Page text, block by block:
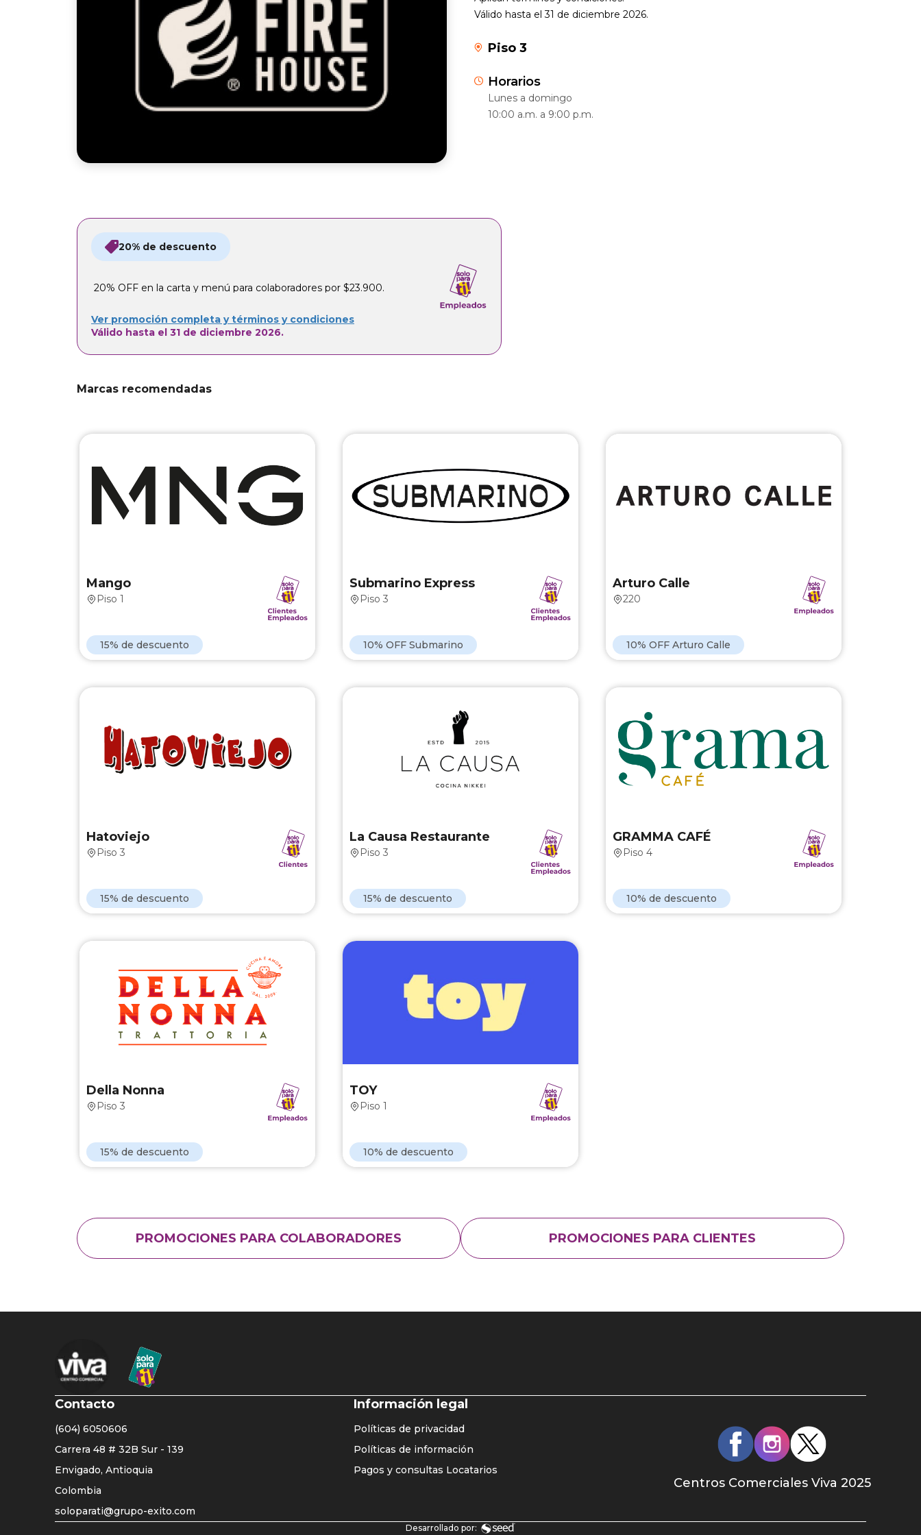
Válido hasta el 31 de diciembre 2026.
Piso 3
Horarios
Lunes a domingo
10:00 a.m. a 9:00 p.m.
20% de descuento
20% OFF en la carta y menú para colaboradores por $23.900.
Ver promoción completa y términos y condiciones
Válido hasta el 31 de diciembre 2026.
Marcas recomendadas
Mango
Piso 1
15% de descuento
Mango
En nueva coleccion
Submarino Express
Piso 3
10% OFF Submarino
10% de descuento en todos los productos.
Aplican términos y condiciones.
Válido hasta el 31 de diciembre 2026.
Arturo Calle
220
10% OFF Arturo Calle
Hatoviejo
Piso 3
15% de descuento
15% de descuento en toda la carta.
La Causa Restaurante
Piso 3
15% de descuento
La Causa Restaurante
15% de descuento en toda la carta.
GRAMMA CAFÉ
Piso 4
10% de descuento
10% de descuento en todos los productos.
Della Nonna
Piso 3
15% de descuento
Della Nonna
-Pregunta por las cinco opciones de menú
de empleados con gaseosa por $32.000
-15% de descuento sobre la cuenta de lunes
a viernes.
TOY
Piso 1
10% de descuento
10% de descuento en productos
exclusivamente de la línea Toy.
PROMOCIONES PARA COLABORADORES PROMOCIONES PARA CLIENTES
Contacto
(604) 6050606
Carrera 48 # 32B Sur - 139
Envigado, Antioquia
Colombia
soloparati@grupo-exito.com
Listado
home
principal
Información legal
Políticas de privacidad
Políticas de información
Pagos y consultas Locatarios
Redes
sociales
Centros Comerciales Viva 2025
Desarrollado por: